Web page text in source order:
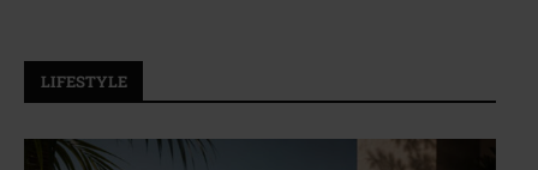
LIFESTYLE